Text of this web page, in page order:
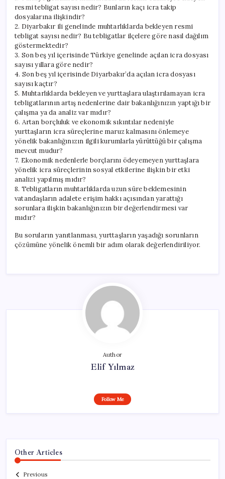
resmi tebligat sayısı nedir? Bunların kaçı icra takip
dosyalarına ilişkindir?
2. Diyarbakır ili genelinde muhtarlıklarda bekleyen resmi
tebligat sayısı nedir? Bu tebligatlar ilçelere göre nasıl dağılım
göstermektedir?
3. Son beş yıl içerisinde Türkiye genelinde açılan icra dosyası
sayısı yıllara göre nedir?
4. Son beş yıl içerisinde Diyarbakır’da açılan icra dosyası
sayısı kaçtır?
5. Muhtarlıklarda bekleyen ve yurttaşlara ulaştırılamayan icra
tebligatlarının artış nedenlerine dair bakanlığınızın yaptığı bir
çalışma ya da analiz var mıdır?
6. Artan borçluluk ve ekonomik sıkıntılar nedeniyle
yurttaşların icra süreçlerine maruz kalmasını önlemeye
yönelik bakanlığınızın ilgili kurumlarla yürüttüğü bir çalışma
mevcut mudur?
7. Ekonomik nedenlerle borçlarını ödeyemeyen yurttaşlara
yönelik icra süreçlerinin sosyal etkilerine ilişkin bir etki
analizi yapılmış mıdır?
8. Tebligatların muhtarlıklarda uzun süre beklemesinin
vatandaşların adalete erişim hakkı açısından yarattığı
sorunlara ilişkin bakanlığınızın bir değerlendirmesi var
mıdır?
Bu soruların yanıtlanması, yurttaşların yaşadığı sorunların
çözümüne yönelik önemli bir adım olarak değerlendiriliyor.
Author
Elif Yılmaz
Follow Me
Other Articles
Previous